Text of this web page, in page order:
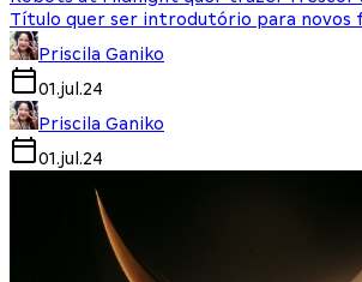
Título quer ser introdutório para novos
Priscila Ganiko
01.jul.24
Priscila Ganiko
01.jul.24